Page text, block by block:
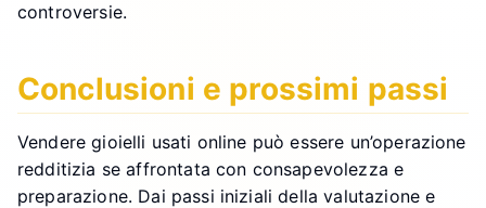
controversie.
Conclusioni e prossimi passi
Vendere gioielli usati online può essere un’operazione
redditizia se affrontata con consapevolezza e
preparazione. Dai passi iniziali della valutazione e